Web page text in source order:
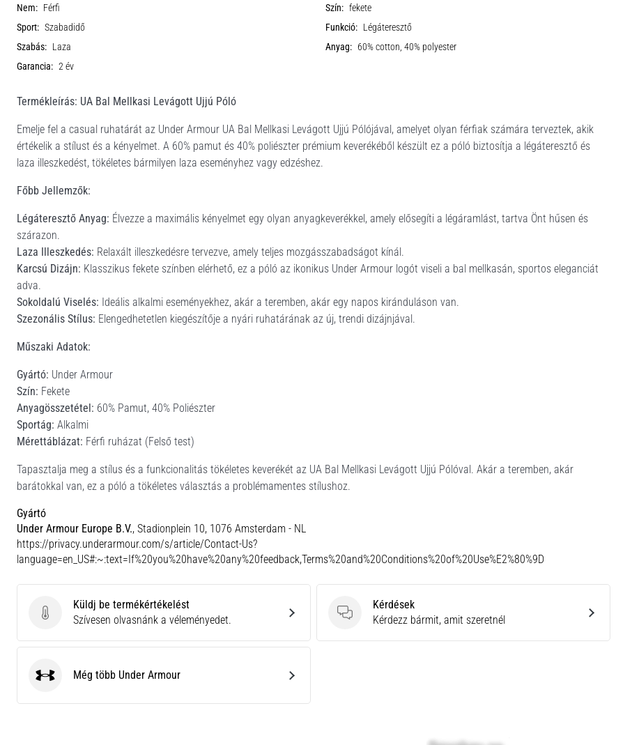
Nem: Férfi Szín: fekete
Sport: Szabadidő Funkció: Légáteresztő
Szabás: Laza Anyag: 60% cotton, 40% polyester
Garancia: 2 év
Termékleírás: UA Bal Mellkasi Levágott Ujjú Póló
Emelje fel a casual ruhatárát az Under Armour UA Bal Mellkasi Levágott Ujjú Pólójával, amelyet olyan férfiak számára terveztek, akik
értékelik a stílust és a kényelmet. A 60% pamut és 40% poliészter prémium keverékéből készült ez a póló biztosítja a légáteresztő és
laza illeszkedést, tökéletes bármilyen laza eseményhez vagy edzéshez.
Főbb Jellemzők:
Légáteresztő Anyag: Élvezze a maximális kényelmet egy olyan anyagkeverékkel, amely elősegíti a légáramlást, tartva Önt hűsen és
szárazon.
Laza Illeszkedés: Relaxált illeszkedésre tervezve, amely teljes mozgásszabadságot kínál.
Karcsú Dizájn: Klasszikus fekete színben elérhető, ez a póló az ikonikus Under Armour logót viseli a bal mellkasán, sportos eleganciát
adva.
Sokoldalú Viselés: Ideális alkalmi eseményekhez, akár a teremben, akár egy napos kiránduláson van.
Szezonális Stílus: Elengedhetetlen kiegészítője a nyári ruhatárának az új, trendi dizájnjával.
Műszaki Adatok:
Gyártó: Under Armour
Szín: Fekete
Anyagösszetétel: 60% Pamut, 40% Poliészter
Sportág: Alkalmi
Mérettáblázat: Férfi ruházat (Felső test)
Tapasztalja meg a stílus és a funkcionalitás tökéletes keverékét az UA Bal Mellkasi Levágott Ujjú Pólóval. Akár a teremben, akár
barátokkal van, ez a póló a tökéletes választás a problémamentes stílushoz.
Gyártó
Under Armour Europe B.V., Stadionplein 10, 1076 Amsterdam - NL
https://privacy.underarmour.com/s/article/Contact-Us?
language=en_US#:~:text=If%20you%20have%20any%20feedback,Terms%20and%20Conditions%20of%20Use%E2%80%9D
Küldj be termékértékelést
Küldj be termékértékelést
Szívesen olvasnánk a véleményedet.
Kérdések
Kérdések
Kérdezz bármit, amit szeretnél
Under ArmourMég több Under Armour